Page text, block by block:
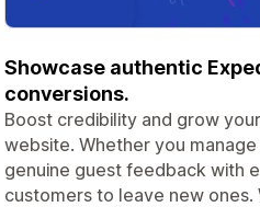
Showcase authentic
conversions.
Boost credibility and grow
website. Whether you
genuine guest feedback with
customers to leave new